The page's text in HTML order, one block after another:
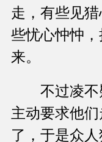
走，有些见
些忧心忡忡
来。
不过凌不
主动要求他
了，于是众